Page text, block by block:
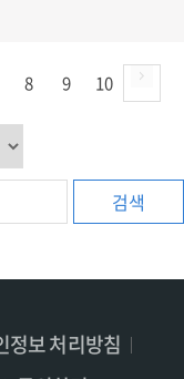
8 9 10
검색
정보 처리방침